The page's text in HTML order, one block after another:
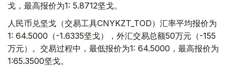
戈，最高报价为1: 5.8712坚戈。
人民币兑坚戈（交易工具CNYKZT_TOD）汇率平均报价为
1: 64.5000（-1.6335坚戈），外汇交易总额50万元（-155
万元）。交易过程中，最低报价为1: 64.5000，最高报价为
1:65.3500坚戈。